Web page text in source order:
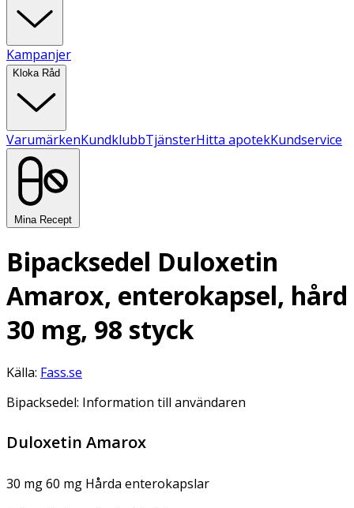
Kampanjer
Kloka Råd
VarumärkenKundklubbTjänsterHitta apotekKundservice
Mina Recept
Bipacksedel Duloxetin
Amarox, enterokapsel, hård
30 mg, 98 styck
Källa: Fass.se
Bipacksedel: Information till användaren
Duloxetin Amarox
30 mg 60 mg Hårda enterokapslar